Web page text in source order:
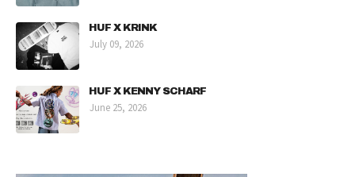
HUF X KRINK
July 09, 2026
HUF X KENNY SCHARF
June 25, 2026